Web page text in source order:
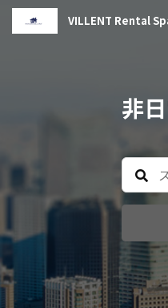
非
VILLENT Rental